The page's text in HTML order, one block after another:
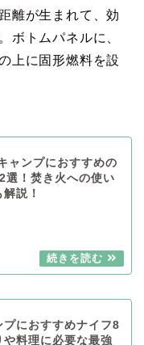
離が生まれて、効
ボトムパネルに、
上に固形燃料を設
ャンプにおすすめの
選！焚き火への使い
説！
プにおすすめナイフ8
や料理に必要な最強